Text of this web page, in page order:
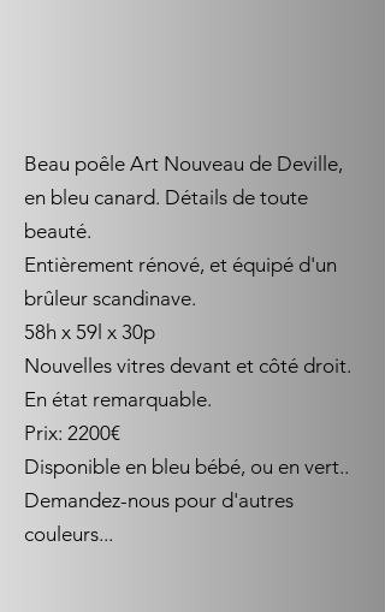
Beau poêle Art Nouveau de Deville,
en bleu canard. Détails de toute
beauté.
Entièrement rénové, et équipé d'un
brûleur scandinave.
58h x 59l x 30p
Nouvelles vitres devant et côté droit.
En état remarquable.
Prix: 2200€
Disponible en bleu bébé, ou en vert..
Demandez-nous pour d'autres
couleurs...